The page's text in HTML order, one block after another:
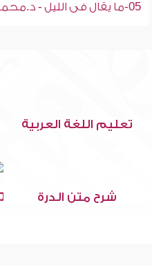
05-ما يقال فى الليل - د.محمد إسماعيل المقدم
تعليم اللغة العربية
شرح متن الدرة